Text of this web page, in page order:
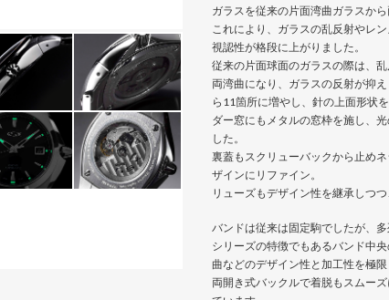
ガラスを従来の片面湾曲ガラスか
これにより、ガラスの乱反射やレ
視認性が格段に上がりました。
従来の片面球面のガラスの際は、
両湾曲になり、ガラスの反射が抑
ら11箇所に増やし、針の上面形状
ダー窓にもメタルの窓枠を施し、
した。
裏蓋もスクリューバックから止め
ザインにリファイン。
リューズもデザイン性を継承しつ
バンドは従来は固定駒でしたが、
シリーズの特徴でもあるバンド中
曲などのデザイン性と加工性を極
両開き式バックルで着脱もスムー